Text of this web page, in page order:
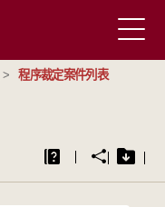
> 程序裁定案件列表